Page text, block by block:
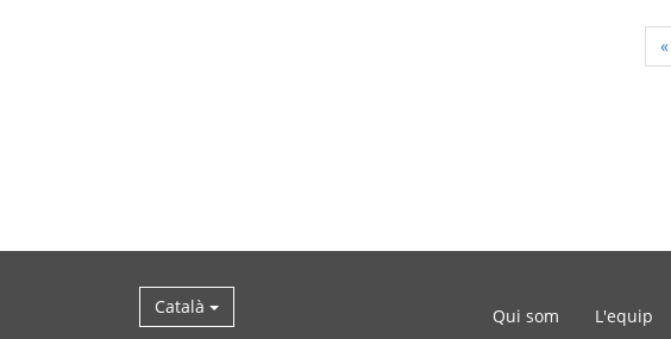
«
Català Qui som L'equip